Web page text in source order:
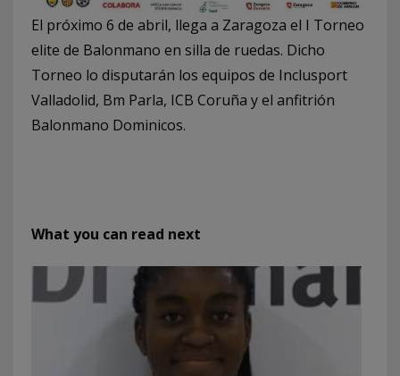
El próximo 6 de abril, llega a Zaragoza el I Torneo
elite de Balonmano en silla de ruedas. Dicho
Torneo lo disputarán los equipos de Inclusport
Valladolid, Bm Parla, ICB Coruña y el anfitrión
Balonmano Dominicos.
What you can read next